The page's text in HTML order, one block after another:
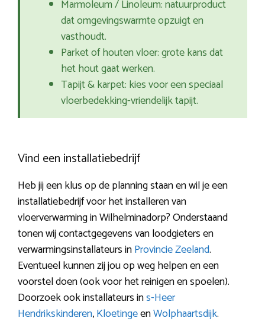
Marmoleum / Linoleum: natuurproduct
dat omgevingswarmte opzuigt en
vasthoudt.
Parket of houten vloer: grote kans dat
het hout gaat werken.
Tapijt & karpet: kies voor een speciaal
vloerbedekking-vriendelijk tapijt.
Vind een installatiebedrijf
Heb jij een klus op de planning staan en wil je een
installatiebedrijf voor het installeren van
vloerverwarming in Wilhelminadorp? Onderstaand
tonen wij contactgegevens van loodgieters en
verwarmingsinstallateurs inProvincie Zeeland.
Eventueel kunnen zij jou op weg helpen en een
voorstel doen (ook voor het reinigen en spoelen).
Doorzoek ook installateurs ins-Heer
Hendrikskinderen,KloetingeenWolphaartsdijk.